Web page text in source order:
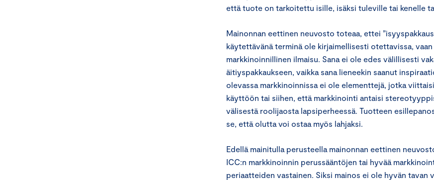
että tuote on tarkoitettu isille, isäksi tuleville tai kenelle
Mainonnan eettinen neuvosto toteaa, ettei
käytettävänä terminä ole kirjaimellisesti otettavissa,
markkinoinnillinen ilmaisu. Sana ei ole edes välillisesti
äitiyspakkaukseen, vaikka sana lieneekin saanut
olevassa markkinoinnissa ei ole elementtejä, jotka
käyttöön tai siihen, että markkinointi antaisi
välisestä roolijaosta lapsiperheessä. Tuotteen
se, että olutta voi ostaa myös lahjaksi.
Edellä mainitulla perusteella mainonnan eettinen
ICC:n markkinoinnin perussääntöjen tai hyvää
periaatteiden vastainen. Siksi mainos ei ole hyvän tavan